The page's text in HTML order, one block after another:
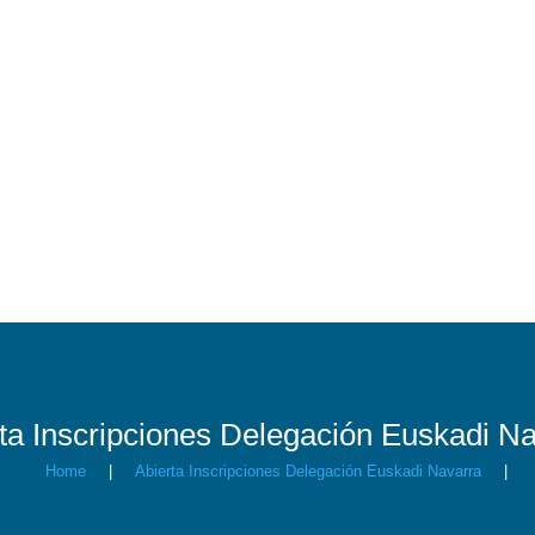
Inscripciones Delegación Euskadi
Home Abierta Inscripciones Delegación Euskadi Navarra